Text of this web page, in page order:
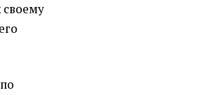
своему